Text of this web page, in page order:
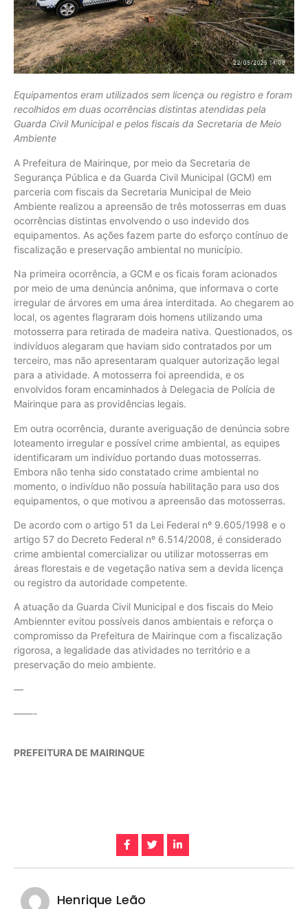
Equipamentos eram utilizados sem licença ou registro e foram
recolhidos em duas ocorrências distintas atendidas pela
Guarda Civil Municipal e pelos fiscais da Secretaria de Meio
Ambiente
A Prefeitura de Mairinque, por meio da Secretaria de
Segurança Pública e da Guarda Civil Municipal (GCM) em
parceria com fiscais da Secretaria Municipal de Meio
Ambiente realizou a apreensão de três motosserras em duas
ocorrências distintas envolvendo o uso indevido dos
equipamentos. As ações fazem parte do esforço contínuo de
fiscalização e preservação ambiental no município.
Na primeira ocorrência, a GCM e os ficais foram acionados
por meio de uma denúncia anônima, que informava o corte
irregular de árvores em uma área interditada. Ao chegarem ao
local, os agentes flagraram dois homens utilizando uma
motosserra para retirada de madeira nativa. Questionados, os
indivíduos alegaram que haviam sido contratados por um
terceiro, mas não apresentaram qualquer autorização legal
para a atividade. A motosserra foi apreendida, e os
envolvidos foram encaminhados à Delegacia de Polícia de
Mairinque para as providências legais.
Em outra ocorrência, durante averiguação de denúncia sobre
loteamento irregular e possível crime ambiental, as equipes
identificaram um indivíduo portando duas motosserras.
Embora não tenha sido constatado crime ambiental no
momento, o indivíduo não possuía habilitação para uso dos
equipamentos, o que motivou a apreensão das motosserras.
De acordo com o artigo 51 da Lei Federal nº 9.605/1998 e o
artigo 57 do Decreto Federal nº 6.514/2008, é considerado
crime ambiental comercializar ou utilizar motosserras em
áreas florestais e de vegetação nativa sem a devida licença
ou registro da autoridade competente.
A atuação da Guarda Civil Municipal e dos fiscais do Meio
Ambiennter evitou possíveis danos ambientais e reforça o
compromisso da Prefeitura de Mairinque com a fiscalização
rigorosa, a legalidade das atividades no território e a
preservação do meio ambiente.
—
——-
PREFEITURA DE MAIRINQUE
Henrique Leão